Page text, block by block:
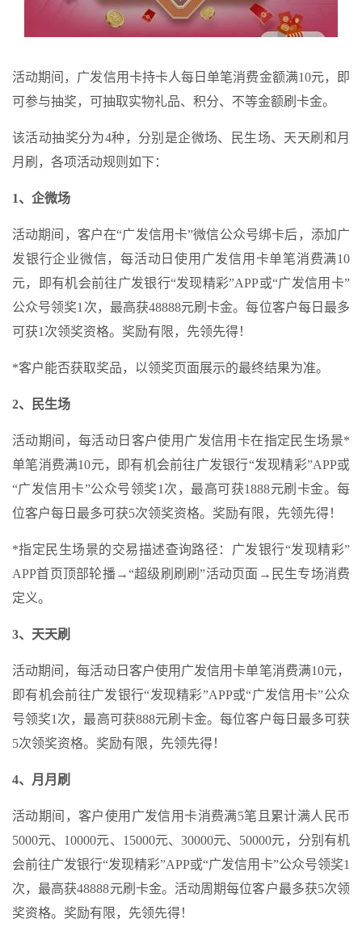
活动期间，广发信用卡持卡人每日单笔消费金额满10元，即
可参与抽奖，可抽取实物礼品、积分、不等金额刷卡金。
该活动抽奖分为4种，分别是企微场、民生场、天天刷和月
月刷，各项活动规则如下：
1、企微场
活动期间，客户在“广发信用卡”微信公众号绑卡后，添加广
发银行企业微信，每活动日使用广发信用卡单笔消费满10
元，即有机会前往广发银行“发现精彩”APP或“广发信用卡”
公众号领奖1次，最高获48888元刷卡金。每位客户每日最多
可获1次领奖资格。奖励有限，先领先得！
*客户能否获取奖品，以领奖页面展示的最终结果为准。
2、民生场
活动期间，每活动日客户使用广发信用卡在指定民生场景*
单笔消费满10元，即有机会前往广发银行“发现精彩”APP或
“广发信用卡”公众号领奖1次，最高可获1888元刷卡金。每
位客户每日最多可获5次领奖资格。奖励有限，先领先得！
*指定民生场景的交易描述查询路径：广发银行“发现精彩”
APP首页顶部轮播→“超级刷刷刷”活动页面→民生专场消费
定义。
3、天天刷
活动期间，每活动日客户使用广发信用卡单笔消费满10元，
即有机会前往广发银行“发现精彩”APP或“广发信用卡”公众
号领奖1次，最高可获888元刷卡金。每位客户每日最多可获
5次领奖资格。奖励有限，先领先得！
4、月月刷
活动期间，客户使用广发信用卡消费满5笔且累计满人民币
5000元、10000元、15000元、30000元、50000元，分别有机
会前往广发银行“发现精彩”APP或“广发信用卡”公众号领奖1
次，最高获48888元刷卡金。活动周期每位客户最多获5次领
奖资格。奖励有限，先领先得！